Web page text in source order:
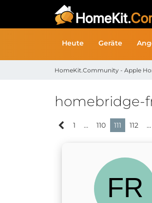
Heute Geräte
HomeKit.Community - Apple
homebridge-
1 … 110 111 112 …